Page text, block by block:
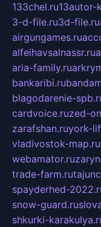
133chel.ru13autor-
3-d-file.ru3d-file.ru
airgungames.ru
alfeihavsalnassr.ru
aria-family.ru
bankaribi.ru
blagodarenie-
cardvoice.ruzed-
zarafshan.ruyork-
vladivostok-map.ru
webamator.ru
trade-farm.ru
spayderhed-
snow-guard.ru
shkurki-